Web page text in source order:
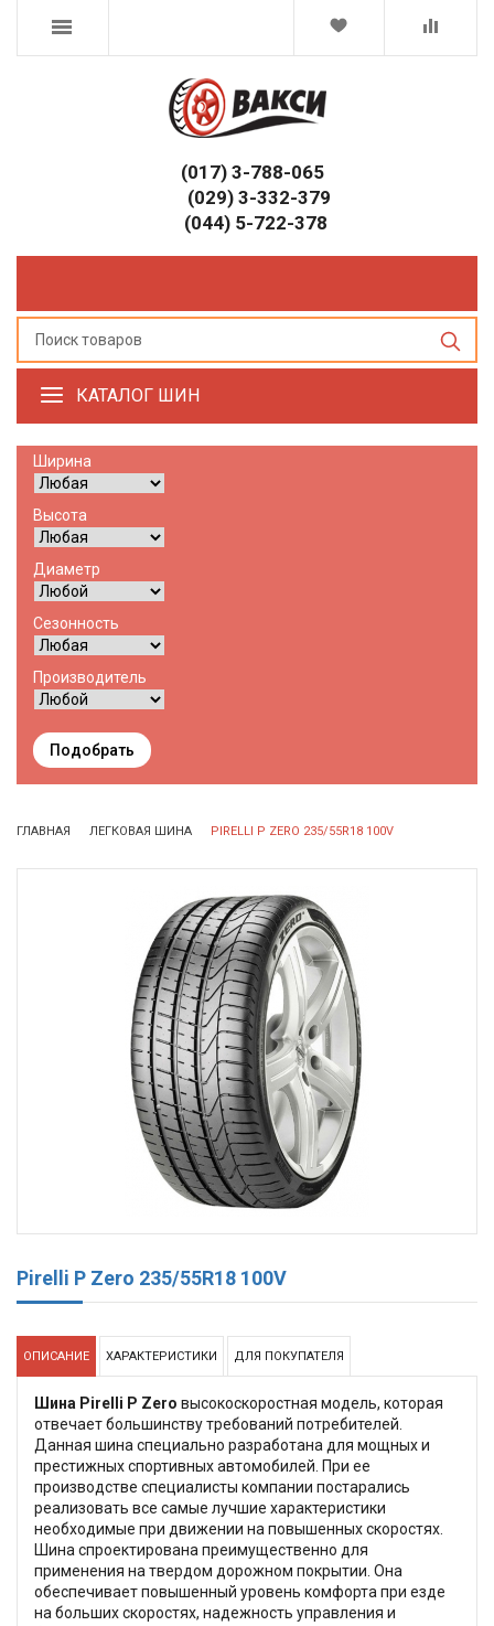
(017) 3-788-065
(029) 3-332-379
(044) 5-722-378
КАТАЛОГ ШИН
Ширина
Высота
Диаметр
Сезонность
Производитель
Подобрать
ГЛАВНАЯ ЛЕГКОВАЯ ШИНА PIRELLI P ZERO 235/55R18 100V
Pirelli P Zero 235/55R18 100V
ОПИСАНИЕ ХАРАКТЕРИСТИКИ ДЛЯ ПОКУПАТЕЛЯ
Шина Pirelli P Zero высокоскоростная модель, которая
отвечает большинству требований потребителей.
Данная шина специально разработана для мощных и
престижных спортивных автомобилей. При ее
производстве специалисты компании постарались
реализовать все самые лучшие характеристики
необходимые при движении на повышенных скоростях.
Шина спроектирована преимущественно для
применения на твердом дорожном покрытии. Она
обеспечивает повышенный уровень комфорта при езде
на больших скоростях, надежность управления и